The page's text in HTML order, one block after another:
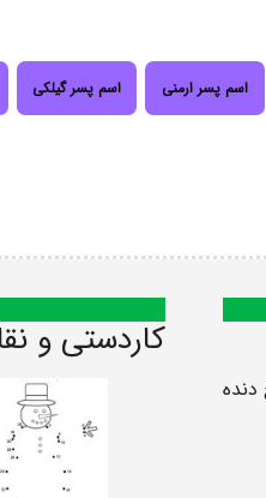
اسم پسر ارمنی اسم پسر گیلکی
کاردستی و